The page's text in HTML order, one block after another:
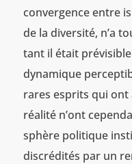
convergence entre
de la diversité, n’a
tant il était
dynamique
rares esprits qui ont
réalité n’ont
sphère politique
discrédités par un